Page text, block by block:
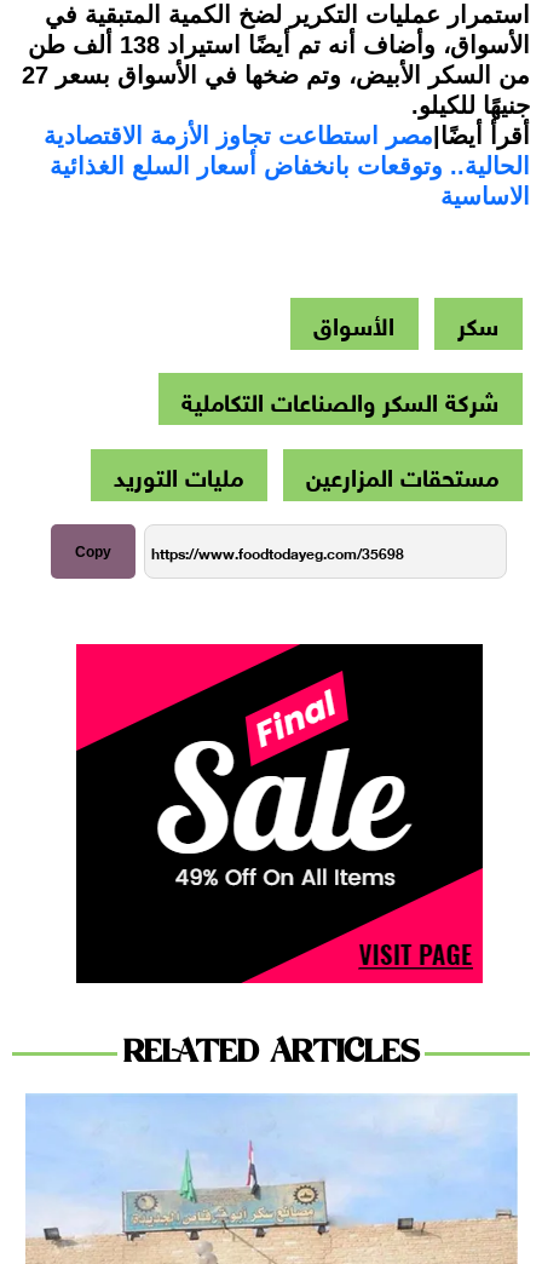
استمرار عمليات التكرير لضخ الكمية المتبقية في
الأسواق، وأضاف أنه تم أيضًا استيراد 138 ألف طن
من السكر الأبيض، وتم ضخها في الأسواق بسعر 27
جنيهًا للكيلو.
أقرأ أيضًا| مصر استطاعت تجاوز الأزمة الاقتصادية
الحالية.. وتوقعات بانخفاض أسعار السلع الغذائية
الاساسية
سكر
الأسواق
شركة السكر والصناعات التكاملية
مستحقات المزارعين
مليات التوريد
Copy
RELATED ARTICLES